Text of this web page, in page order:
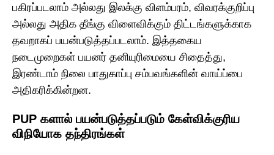
பகிரப்படலாம் அல்லது இலக்கு விளம்பரம், விவரக்குறிப்பு
அல்லது அதிக தீங்கு விளைவிக்கும் திட்டங்களுக்காக
தவறாகப் பயன்படுத்தப்படலாம். இத்தகைய
நடைமுறைகள் பயனர் தனியுரிமையை சிதைத்து,
இரண்டாம் நிலை பாதுகாப்பு சம்பவங்களின் வாய்ப்பை
அதிகரிக்கின்றன.
PUP களால் பயன்படுத்தப்படும் கேள்விக்குரிய
விநியோக தந்திரங்கள்